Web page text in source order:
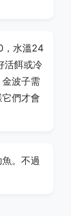
，水溫24
活餌或冷
波子需
們才會
。不過